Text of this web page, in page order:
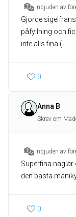
Inbjuden av
Gjorde
påfyllning och
inte alls fina.(
0
Anna B
Skrev om
Inbjuden av
Superfina
den bästa
0